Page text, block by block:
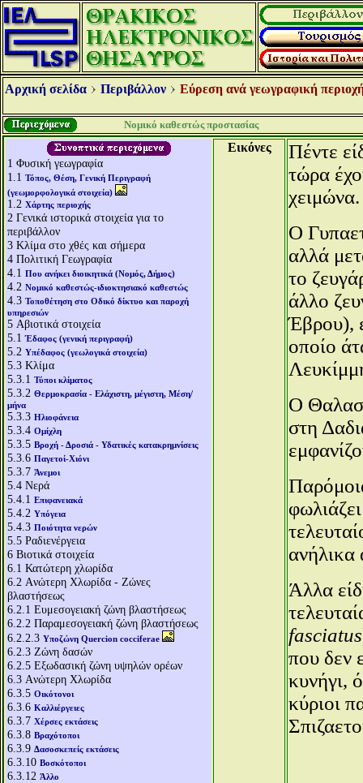
Αρχική σελίδα Περιβάλλον Εύρεση ανά γεωγραφική
Νομικό καθεστώς προστασίας
1 Φυσική γεωγραφία
1.1 Τόπος, Θέση, Γενική Περιγραφή
(γεωμορφολογικά στοιχεία)
1.2 Χάρτης περιοχής
2 Γενικά ιστορικά στοιχεία για το
περιβάλλον
3 Κλίμα στο χθές και σήμερα
4 Πολιτική Γεωγραφία
4.1 Που ανήκει διοικητικά (Νομός, Δήμος)
4.2 Νομικό καθεστώς-ιδιοκτησιακό καθεστώς
4.3 Τοποθέτηση στο Οδικό δίκτυο και παροχή
υπηρεσιών
5 Αβιοτικά στοιχεία
5.1Έδαφος (γενική περιγραφή)
5.2 Υπέδαφος (γεωλογικά στοιχεία)
5.3 Κλίμα
5.3.1 Τύποι κλίματος
5.3.2 Θερμοκρασία - Ελάχιστη, μέγιστη, Μέση/
μήνα
5.3.3 Ηλιοφάνεια
5.3.4 Ομίχλη
5.3.5 Βροχή - Δροσιά - Υδατικές κατακρημνίσεις
5.3.6 Παγετοί-Χιόνι
5.3.7 Άνεμοι
5.4 Νερά
5.4.1 Επιφανειακά
5.4.2 Υπόγεια
5.4.3 Ποιότητα νερών
5.5 Ραδιενέργεια
6 Βιοτικά στοιχεία
6.1 Κατώτερη χλωρίδα
6.2 Aνώτερη Χλωρίδα - Ζώνες
βλαστήσεως
6.2.1 Ευμεσογειακή ζώνη βλαστήσεως
6.2.2 Παραμεσογειακή ζώνη βλαστήσεως
6.2.2.3 Υποζώνη Quercion cocciferae
6.2.3 Ζώνη δασών
6.2.5 Εξωδασική ζώνη υψηλών ορέων
6.3 Aνώτερη Χλωρίδα
6.3.5 Οικότονοι
6.3.6 Καλλιέργειες
6.3.7 Χέρσες εκτάσεις
6.3.8 Βραχότοποι
6.3.9 Δασοσκεπείς εκτάσεις
6.3.10 Βοσκότοποι
6.3.12 Άλλο
Εικόνες
Πέντε
τώρα
χειμώνα.
Ο
αλλά
το
άλλο
Έβρου),
οποίο
Ο
στη
ανήλικα
Άλλα
fasciatus
που δεν
κυνήγι,
κύριοι